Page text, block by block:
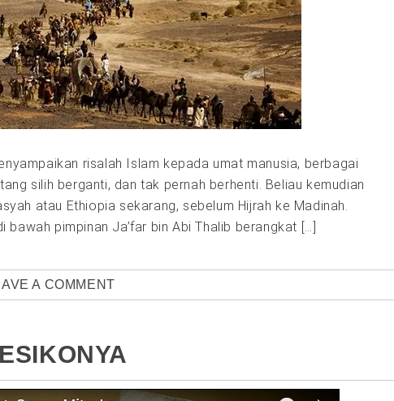
risalah Islam kepada umat manusia, berbagai
silih berganti, dan tak pernah berhenti. Beliau kemudian
atau Ethiopia sekarang, sebelum Hijrah ke Madinah.
bawah pimpinan Ja’far bin Abi Thalib berangkat […]
A COMMENT